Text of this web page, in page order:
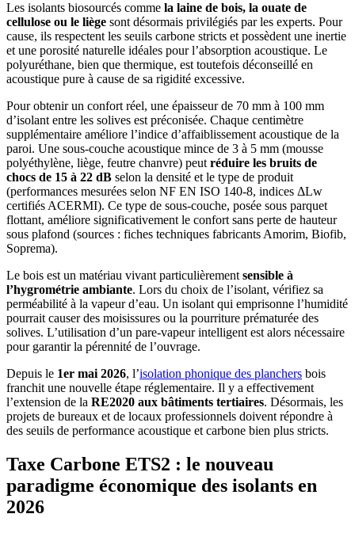
Les isolants biosourcés comme la laine de bois, la ouate de
cellulose ou le liège sont désormais privilégiés par les experts. Pour
cause, ils respectent les seuils carbone stricts et possèdent une inertie
et une porosité naturelle idéales pour l’absorption acoustique. Le
polyuréthane, bien que thermique, est toutefois déconseillé en
acoustique pure à cause de sa rigidité excessive.
Pour obtenir un confort réel, une épaisseur de 70 mm à 100 mm
d’isolant entre les solives est préconisée. Chaque centimètre
supplémentaire améliore l’indice d’affaiblissement acoustique de la
paroi. Une sous-couche acoustique mince de 3 à 5 mm (mousse
polyéthylène, liège, feutre chanvre) peutréduire les bruits de
chocs de 15 à 22 dB selon la densité et le type de produit
(performances mesurées selon NF EN ISO 140-8, indices ΔLw
certifiés ACERMI). Ce type de sous-couche, posée sous parquet
flottant, améliore significativement le confort sans perte de hauteur
sous plafond (sources : fiches techniques fabricants Amorim, Biofib,
Soprema).
Le bois est un matériau vivant particulièrementsensible à
l’hygrométrie ambiante. Lors du choix de l’isolant, vérifiez sa
perméabilité à la vapeur d’eau. Un isolant qui emprisonne l’humidité
pourrait causer des moisissures ou la pourriture prématurée des
solives. L’utilisation d’un pare-vapeur intelligent est alors nécessaire
pour garantir la pérennité de l’ouvrage.
Depuis le 1er mai 2026, l’isolation phonique des planchers bois
franchit une nouvelle étape réglementaire. Il y a effectivement
l’extension de la RE2020 aux bâtiments tertiaires. Désormais, les
projets de bureaux et de locaux professionnels doivent répondre à
des seuils de performance acoustique et carbone bien plus stricts.
Taxe Carbone ETS2 : le nouveau
paradigme économique des isolants en
2026